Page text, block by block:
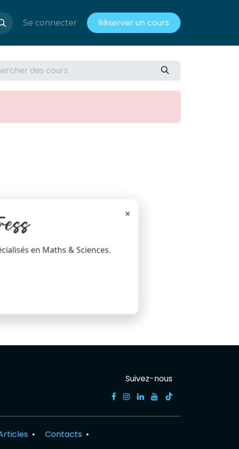
Ressources gratuites
Se connecter Réserver un cours
Suivez-nous
• Contacts •
×
en Maths & Sciences.